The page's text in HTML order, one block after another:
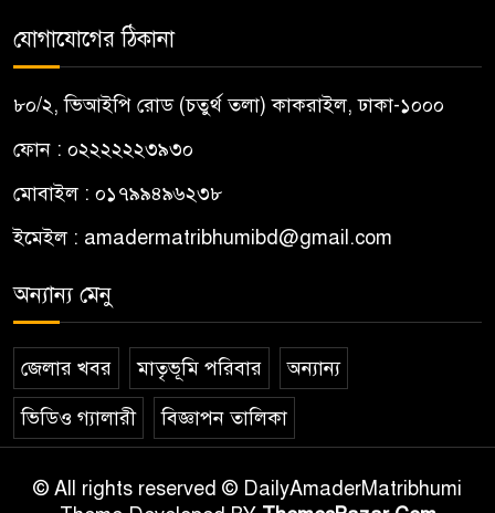
যোগাযোগের ঠিকানা
৮০/২, ভিআইপি রোড (চতুর্থ তলা) কাকরাইল, ঢাকা-১০০০
ফোন : ০২২২২২২৩৯৩০
মোবাইল : ০১৭৯৯৪৯৬২৩৮
ইমেইল : amadermatribhumibd@gmail.com
অন্যান্য মেনু
জেলার খবর মাতৃভূমি পরিবার অন্যান্য
ভিডিও গ্যালারী বিজ্ঞাপন তালিকা
© All rights reserved © DailyAmaderMatribhumi